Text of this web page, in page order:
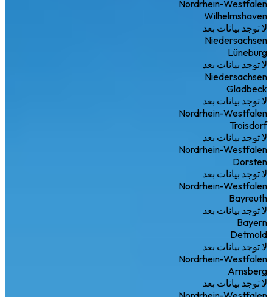
Nordrhein-Westfalen
Wilhelmshaven
لا توجد بيانات بعد
Niedersachsen
Lüneburg
لا توجد بيانات بعد
Niedersachsen
Gladbeck
لا توجد بيانات بعد
Nordrhein-Westfalen
Troisdorf
لا توجد بيانات بعد
Nordrhein-Westfalen
Dorsten
لا توجد بيانات بعد
Nordrhein-Westfalen
Bayreuth
لا توجد بيانات بعد
Bayern
Detmold
لا توجد بيانات بعد
Nordrhein-Westfalen
Arnsberg
لا توجد بيانات بعد